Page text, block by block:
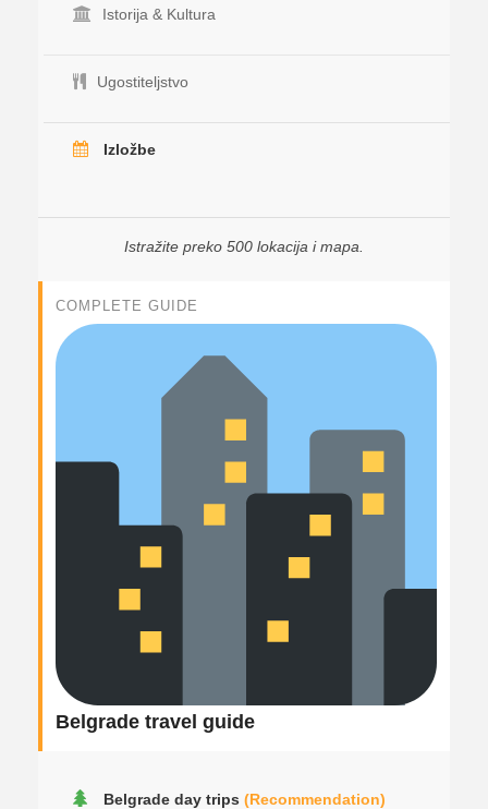
Istorija & Kultura
Ugostiteljstvo
Izložbe
Istražite preko 500 lokacija i mapa.
COMPLETE GUIDE
Belgrade travel guide
Belgrade day trips (Recommendation)